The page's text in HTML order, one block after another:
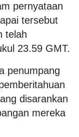
pernyataan
tersebut
telah
23.59 GMT.
penumpang
disarankan
mereka